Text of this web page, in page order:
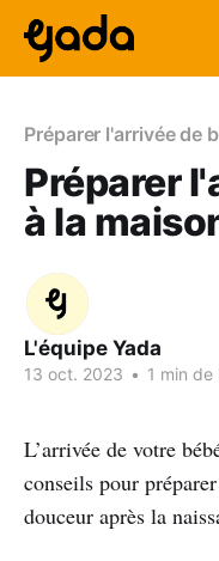
Préparer l'arrivée de
Préparer
à la
L'équipe Yada
13 oct. 2023 • 1 min
L’arrivée de votre
conseils pour
douceur après la